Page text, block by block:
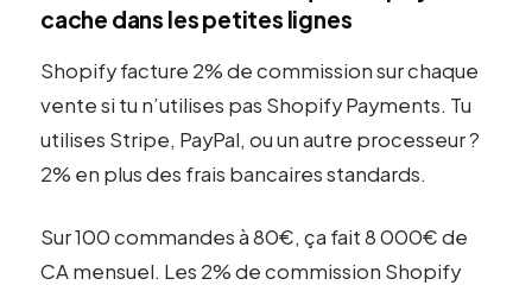
cache dans les petites lignes
Shopify facture 2% de commission sur chaque
vente si tu n’utilises pas Shopify Payments. Tu
utilises Stripe, PayPal, ou un autre processeur ?
2% en plus des frais bancaires standards.
Sur 100 commandes à 80€, ça fait 8 000€ de
CA mensuel. Les 2% de commission Shopify